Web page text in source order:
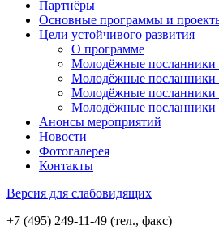
Партнёры
Основные программы и
Цели устойчивого развития
О программе
Молодёжные
Молодёжные
Молодёжные
Молодёжные посланники
Анонсы мероприятий
Новости
Фотогалерея
Контакты
Версия для слабовидящих
+7 (495) 249-11-49 (тел., факс)